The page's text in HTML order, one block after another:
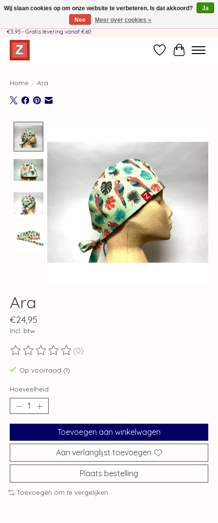
Handgemaakt door moeder-dochterteam❤️ - Verzendkosten BE & NL SLECHTS
€3,95 - Gratis levering vanaf €60
Verlanglijst
Home / Ara
Ara
€24,95
Incl. btw
De beoordeling van dit product is
(0)
Op voorraad (1)
Hoeveelheid:
Toevoegen aan winkelwagen
Aan verlanglijst toevoegen
Plaats bestelling
Toevoegen om te vergelijken
Wij slaan cookies op om onze website te verbeteren. Is dat akkoord?
Ja
Nee
Meer over cookies »